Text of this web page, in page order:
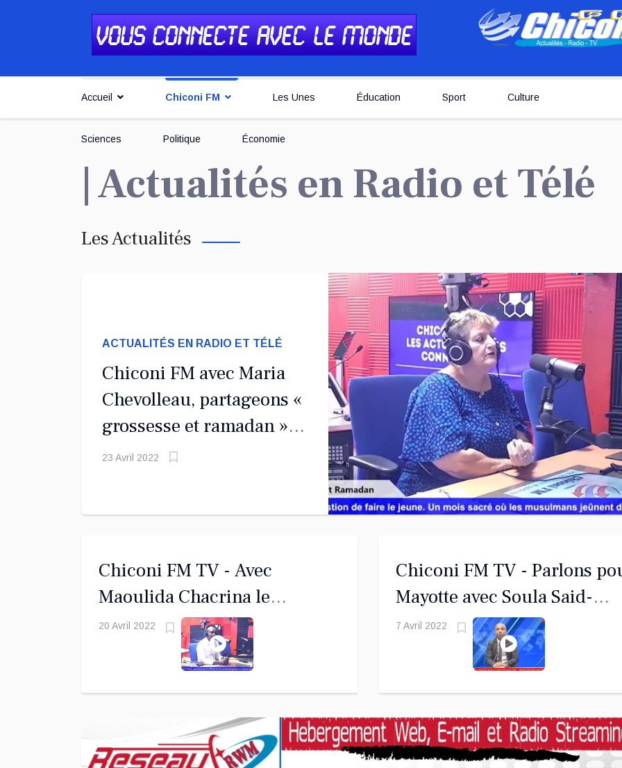
Accueil Chiconi FM Les Unes Éducation Sport Culture
Sciences Politique Économie
| Actualités en Radio et Télé
Les Actualités
ACTUALITÉS EN RADIO ET TÉLÉ
Chiconi FM avec Maria
Chevolleau, partageons «
grossesse et ramadan »
avec vous !
23 Avril 2022
Chiconi FM TV - Avec
Maoulida Chacrina le
président de l'association
coup2pouce976 ce 20 avril
20 Avril 2022
Chiconi FM TV - Parlons
Mayotte avec Soula Said-
Souffou ce mercredi 06 avril
7 Avril 2022